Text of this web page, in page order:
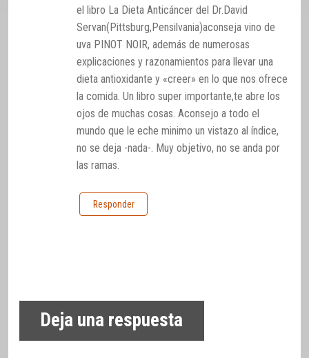
el libro La Dieta Anticáncer del Dr.David
Servan(Pittsburg,Pensilvania)aconseja vino de
uva PINOT NOIR, además de numerosas
explicaciones y razonamientos para llevar una
dieta antioxidante y «creer» en lo que nos ofrece
la comida. Un libro super importante,te abre los
ojos de muchas cosas. Aconsejo a todo el
mundo que le eche minimo un vistazo al índice,
no se deja -nada-. Muy objetivo, no se anda por
las ramas.
Responder
Deja una respuesta